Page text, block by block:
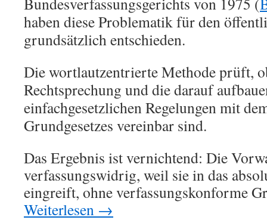
haben diese Problematik für den
grundsätzlich entschieden.
Die wortlautzentrierte Methode prüft,
Rechtsprechung und die darauf
einfachgesetzlichen Regelungen mit
Grundgesetzes vereinbar sind.
Das Ergebnis ist vernichtend: Die
verfassungswidrig, weil sie in das
eingreift, ohne verfassungskonforme
Weiterlesen →